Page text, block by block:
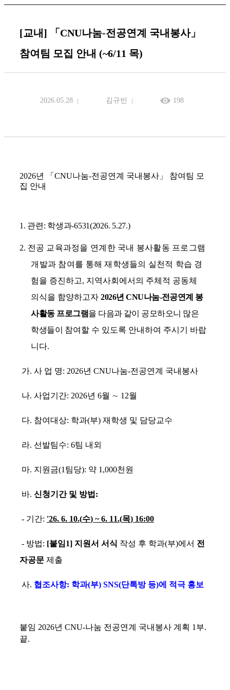
[교내] 「CNU나눔-전공연계 국내봉사」
참여팀 모집 안내 (~6/11 목)
2026.05.28 김규빈 198
2026년 「 CNU나눔-전공연계 국내봉사 」 참여팀 모
집 안내
1. 관련 : 학생과-6531(2026. 5.27.)
2. 전공 교육과정을 연계한 국내 봉사활동 프로그램
개발과 참여를 통해 재학생들의 실천적 학습 경
험을 증진하고, 지역사회에서의 주체적 공동체
의식을 함양하고자2026년CNU나눔-전공연계 봉
사활동 프로그램을 다음과 같이 공모하오니 많은
학생들이
참여할 수 있도록 안내하여 주시기 바랍
니다.
가. 사 업 명: 2026년 CNU나눔-전공연계 국내봉사
나. 사업기간: 2026년 6월 ∼ 12월
다. 참여대상: 학과(부) 재학생 및 담당교수
라. 선발팀수: 6팀 내외
마. 지원금(1 팀당): 약 1,000천원
바. 신청기간 및 방법 :
- 기간: '26. 6. 10.(수) ~ 6. 11.(목) 16:00
- 방법: [붙임1] 지원서 서식 작성 후 학과(부)에서 전
자공문 제출
사. 협조사항: 학과(부) SNS(단톡방 등)에 적극 홍보
붙임 2026년 CNU-나눔 전공연계 국내봉사 계획 1 부.
끝.